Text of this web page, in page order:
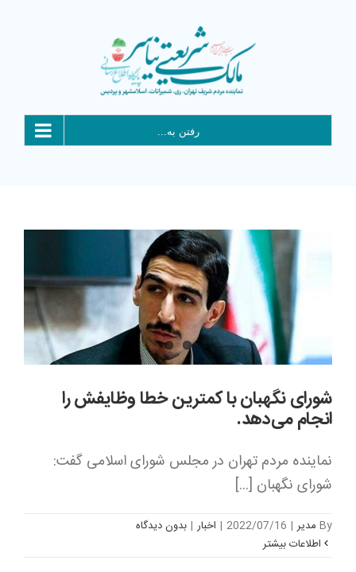
رفتن به...
شورای نگهبان با کمترین خطا وظایفش را
انجام می‌دهد.
نماینده مردم تهران در مجلس شورای اسلامی گفت:
شورای نگهبان [...]
By مدیر |
2022/07/16
| اخبار | بدون ديدگاه
اطلاعات بیشتر